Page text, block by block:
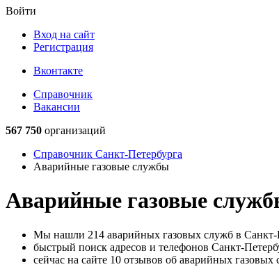
Войти
Вход на сайт
Регистрация
Вконтакте
Справочник
Вакансии
567 750 организаций
Справочник Санкт-Петербурга
Аварийные газовые службы
Аварийные газовые
Мы нашли 214 аварийных газовых служб в Санкт-
быстрый поиск адресов и телефонов Санкт-
сейчас на сайте 10 отзывов об аварийных газовых